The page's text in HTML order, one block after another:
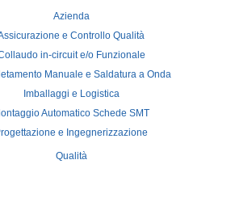
Azienda
e Controllo Qualità
in-circuit e/o Funzionale
Manuale e Saldatura a Onda
Imballaggi e Logistica
Automatico Schede SMT
e Ingegnerizzazione
Qualità